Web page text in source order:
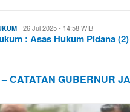
26 Jul 2025 - 14:58 WIB
: Asas Hukum Pidana (2)
CATATAN GUBERNUR